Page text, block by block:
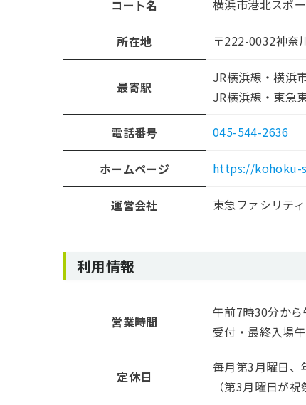
コート名 横浜市港北スポ
所在地 〒222-0032神奈
最寄駅
JR横浜線・横浜
JR横浜線・東急
電話番号 045-544-2636
ホームページ https://kohoku-
運営会社 東急ファシリテ
利用情報
営業時間
午前7時30分か
受付・最終入場
定休日
毎月第3月曜日、
（第3月曜日が